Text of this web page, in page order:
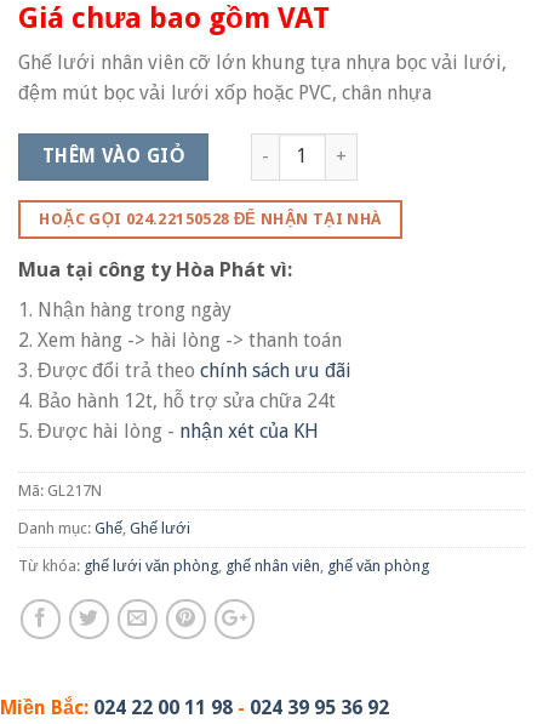
Giá chưa bao gồm VAT
Ghế lưới nhân viên cỡ lớn khung tựa nhựa bọc vải lưới,
đệm mút bọc vải lưới xốp hoặc PVC, chân nhựa
THÊM VÀO GIỎ
HOẶC GỌI 024.22150528 ĐỂ NHẬN TẠI NHÀ
Mua tại công ty Hòa Phát vì:
1. Nhận hàng trong ngày
2. Xem hàng -> hài lòng -> thanh toán
3. Được đổi trả theo chính sách ưu đãi
4. Bảo hành 12t, hỗ trợ sửa chữa 24t
5. Được hài lòng - nhận xét của KH
Mã: GL217N
Danh mục: Ghế Ghế lưới
Từ khóa: ghế lưới văn phòng ghế nhân viên ghế văn phòng
Miền Bắc: 024 22 00 11 98 - 024 39 95 36 92